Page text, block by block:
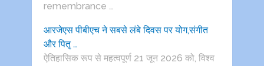
remembrance …
आरजेएस पीबीएच ने सबसे लंबे दिवस पर योग,संगीत
और पितृ …
ऐतिहासिक रूप से महत्वपूर्ण 21 जून 2026 को, विश्व